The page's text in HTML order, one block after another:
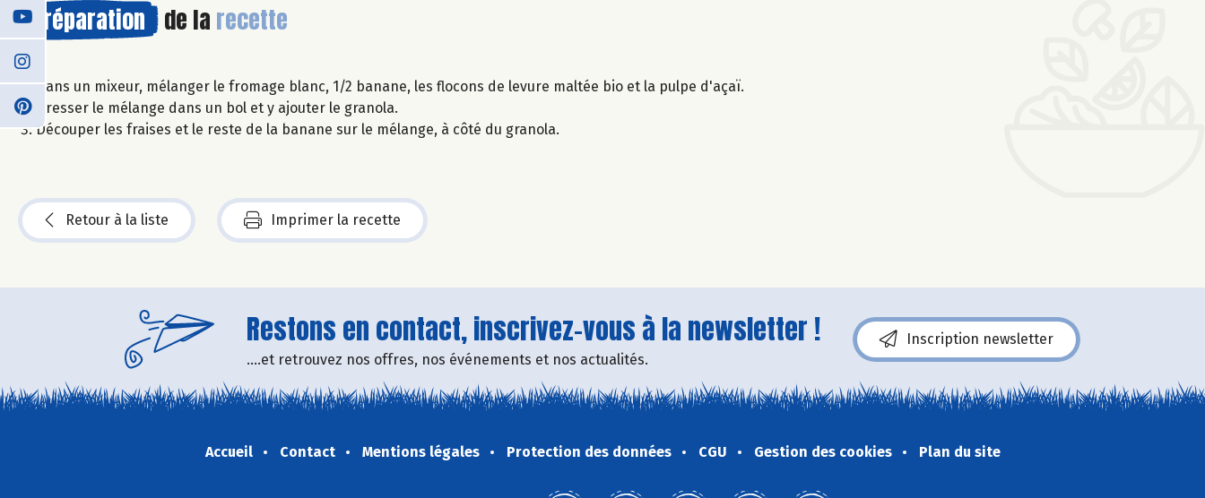
Préparation de la recette
Dans un mixeur, mélanger le fromage blanc, 1/2 banane, les flocons de levure maltée bio et la pulpe d'açaï.
Dresser le mélange dans un bol et y ajouter le granola.
Découper les fraises et le reste de la banane sur le mélange, à côté du granola.
Retour à la liste Imprimer la recette
Restons en contact, inscrivez-vous à la newsletter !
....et retrouvez nos offres, nos événements et nos actualités.
Inscription newsletter
Accueil Contact Mentions légales Protection des données CGU Gestion des cookies Plan du site